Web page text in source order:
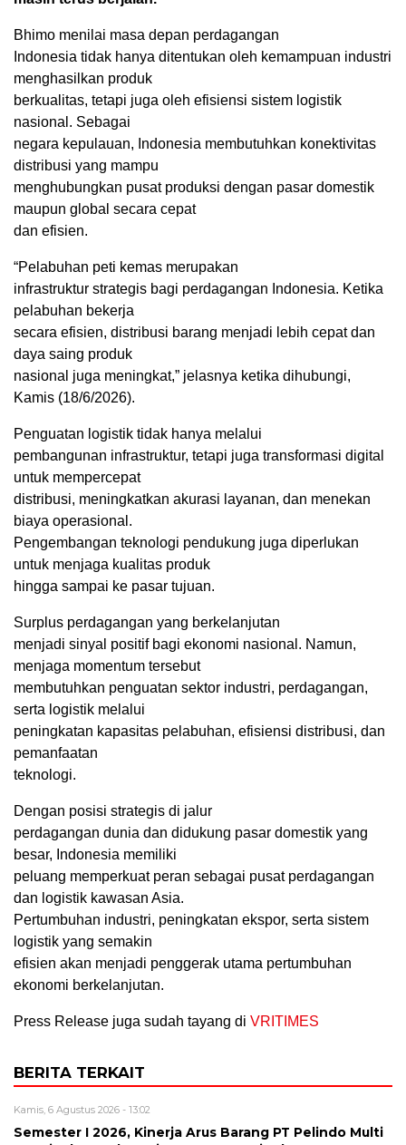
Bhimo menilai masa depan perdagangan
Indonesia tidak hanya ditentukan oleh kemampuan industri
menghasilkan produk
berkualitas, tetapi juga oleh efisiensi sistem logistik
nasional. Sebagai
negara kepulauan, Indonesia membutuhkan konektivitas
distribusi yang mampu
menghubungkan pusat produksi dengan pasar domestik
maupun global secara cepat
dan efisien.
“Pelabuhan peti kemas merupakan
infrastruktur strategis bagi perdagangan Indonesia. Ketika
pelabuhan bekerja
secara efisien, distribusi barang menjadi lebih cepat dan
daya saing produk
nasional juga meningkat,” jelasnya ketika dihubungi,
Kamis (18/6/2026).
Penguatan logistik tidak hanya melalui
pembangunan infrastruktur, tetapi juga transformasi digital
untuk mempercepat
distribusi, meningkatkan akurasi layanan, dan menekan
biaya operasional.
Pengembangan teknologi pendukung juga diperlukan
untuk menjaga kualitas produk
hingga sampai ke pasar tujuan.
Surplus perdagangan yang berkelanjutan
menjadi sinyal positif bagi ekonomi nasional. Namun,
menjaga momentum tersebut
membutuhkan penguatan sektor industri, perdagangan,
serta logistik melalui
peningkatan kapasitas pelabuhan, efisiensi distribusi, dan
pemanfaatan
teknologi.
Dengan posisi strategis di jalur
perdagangan dunia dan didukung pasar domestik yang
besar, Indonesia memiliki
peluang memperkuat peran sebagai pusat perdagangan
dan logistik kawasan Asia.
Pertumbuhan industri, peningkatan ekspor, serta sistem
logistik yang semakin
efisien akan menjadi penggerak utama pertumbuhan
ekonomi berkelanjutan.
Press Release juga sudah tayang di VRITIMES
BERITA TERKAIT
Kamis, 6 Agustus 2026 - 13:02
Semester I 2026, Kinerja Arus Barang PT Pelindo Multi